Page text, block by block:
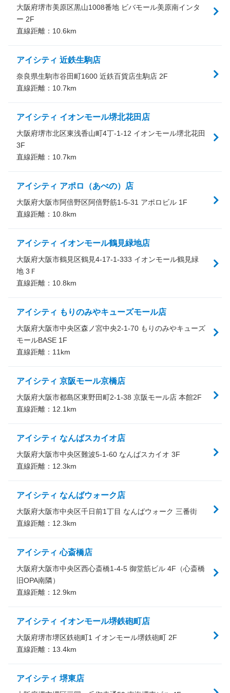
大阪府堺市美原区黒山1008番地 ビバモール美原南インタ
ー 2F
直線距離： 10.6km
アイシティ 近鉄生駒店
奈良県生駒市谷田町1600 近鉄百貨店生駒店 2F
直線距離： 10.7km
アイシティ イオンモール堺北花田店
大阪府堺市北区東浅香山町4丁-1-12 イオンモール堺北花田
3F
直線距離： 10.7km
アイシティ アポロ（あべの）店
大阪府大阪市阿倍野区阿倍野筋1-5-31 アポロビル 1F
直線距離： 10.8km
アイシティ イオンモール鶴見緑地店
大阪府大阪市鶴見区鶴見4-17-1-333 イオンモール鶴見緑
地 3Ｆ
直線距離： 10.8km
アイシティ もりのみやキューズモール店
大阪府大阪市中央区森ノ宮中央2-1-70 もりのみやキューズ
モールBASE 1F
直線距離： 11 km
アイシティ 京阪モール京橋店
大阪府大阪市都島区東野田町2-1-38 京阪モール店 本館2F
直線距離： 12.1 km
アイシティ なんばスカイオ店
大阪府大阪市中央区難波5-1-60 なんばスカイオ 3F
直線距離： 12.3km
アイシティ なんばウォーク店
大阪府大阪市中央区千日前1丁目 なんばウォーク 三番街
直線距離： 12.3km
アイシティ 心斎橋店
大阪府大阪市中央区西心斎橋1-4-5 御堂筋ビル 4F（心斎橋
旧OPA南隣）
直線距離： 12.9km
アイシティ イオンモール堺鉄砲町店
大阪府堺市堺区鉄砲町1 イオンモール堺鉄砲町 2F
直線距離： 13.4km
アイシティ 堺東店